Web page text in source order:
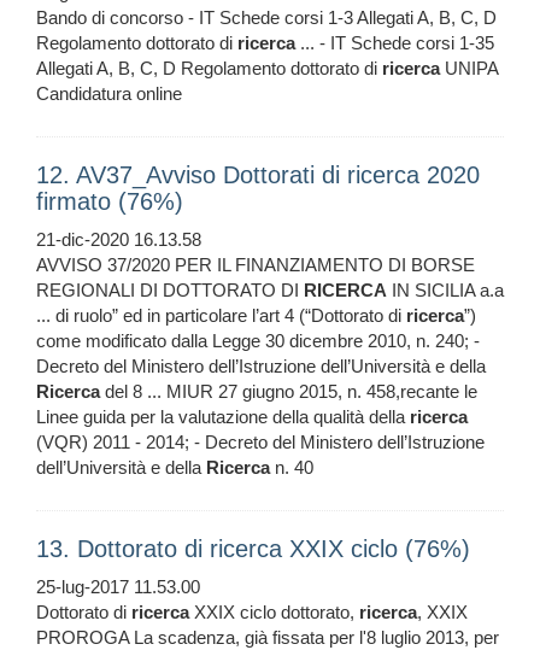
Bando di concorso - IT Schede corsi 1-3 Allegati A, B, C, D
Regolamento dottorato di ricerca... - IT Schede corsi 1-35
Allegati A, B, C, D Regolamento dottorato di ricercaUNIPA
Candidatura online
12. AV37_Avviso Dottorati di ricerca 2020
firmato (76%)
21-dic-2020 16.13.58
AVVISO 37/2020 PER IL FINANZIAMENTO DI BORSE
REGIONALI DI DOTTORATO DI RICERCA IN SICILIA a.a
... di ruolo” ed in particolare l’art 4 (“Dottorato di ricerca”)
come modificato dalla Legge 30 dicembre 2010, n. 240; -
Decreto del Ministero dell’Istruzione dell’Università e della
Ricercadel 8 ... MIUR 27 giugno 2015, n. 458,recante le
Linee guida per la valutazione della qualità della ricerca
(VQR) 2011 - 2014; - Decreto del Ministero dell’Istruzione
dell’Università e della Ricercan. 40
13. Dottorato di ricerca XXIX ciclo (76%)
25-lug-2017 11.53.00
Dottorato di ricercaXXIX ciclo dottorato, ricerca, XXIX
PROROGA La scadenza, già fissata per l'8 luglio 2013, per